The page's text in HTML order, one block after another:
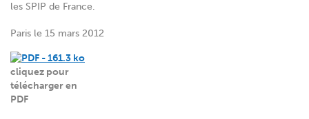
les SPIP de France.
Paris le 15 mars 2012
cliquez pour
télécharger en
PDF